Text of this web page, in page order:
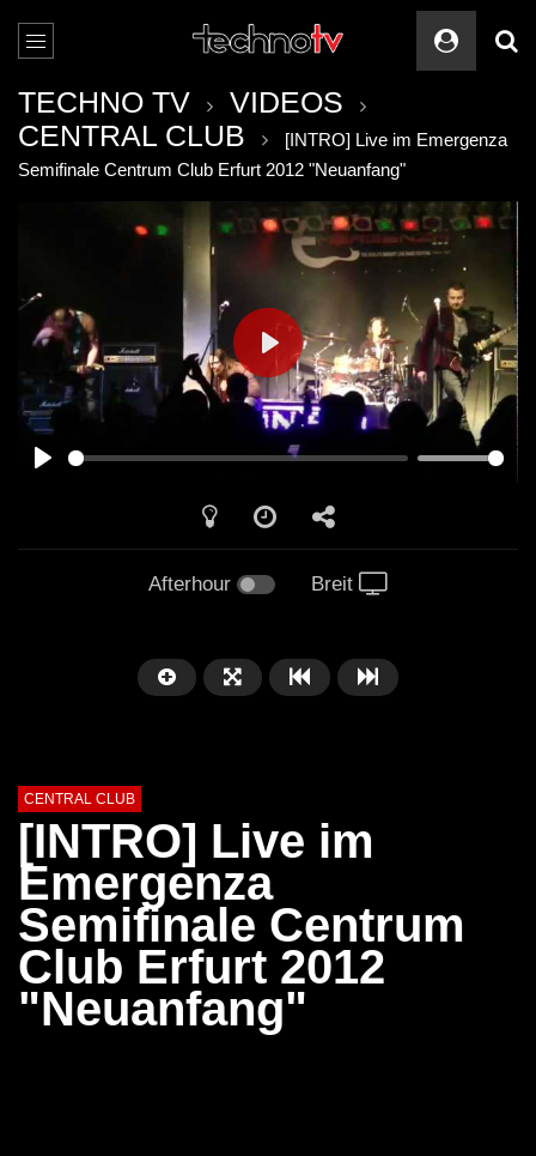
TECHNO TV
VIDEOS
CENTRAL CLUB
[INTRO] Live im Emergenza
Semifinale Centrum Club Erfurt 2012 "Neuanfang"
PLAY
Afterhour Breit
CENTRAL CLUB
[INTRO] Live im
Emergenza
Semifinale Centrum
Club Erfurt 2012
"Neuanfang"